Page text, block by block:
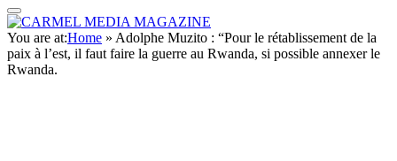
You are at:Home » Adolphe Muzito : “Pour le rétablissement de la
paix à l’est, il faut faire la guerre au Rwanda, si possible annexer le
Rwanda.